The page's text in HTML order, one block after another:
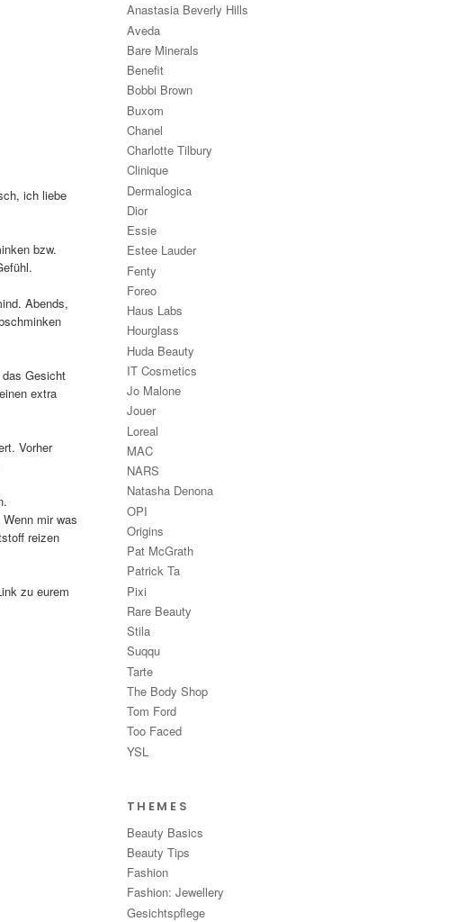
ich liebe
bzw.
Abends,
Gesicht
extra
Vorher
mir was
reizen
zu eurem
Anastasia Beverly Hills
Aveda
Bare Minerals
Benefit
Bobbi Brown
Buxom
Chanel
Charlotte Tilbury
Clinique
Dermalogica
Dior
Essie
Estee Lauder
Fenty
Foreo
Haus Labs
Hourglass
Huda Beauty
IT Cosmetics
Jo Malone
Jouer
Loreal
MAC
NARS
Natasha Denona
OPI
Origins
Pat McGrath
Patrick Ta
Pixi
Rare Beauty
Stila
Suqqu
Tarte
The Body Shop
Tom Ford
Too Faced
YSL
THEMES
Beauty Basics
Beauty Tips
Fashion
Fashion: Jewellery
Gesichtspflege